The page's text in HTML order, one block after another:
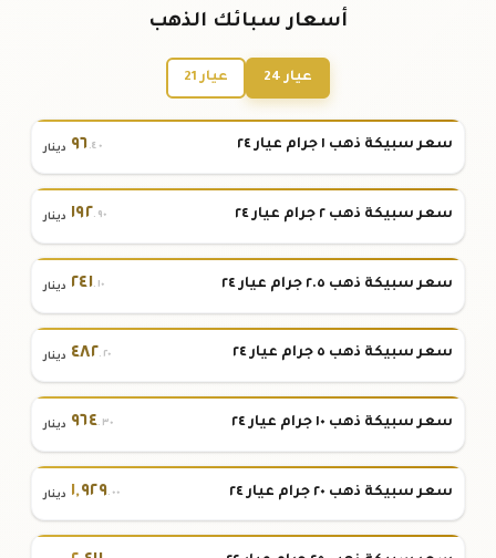
أسعار سبائك الذهب
عيار 24 عيار 21
سعر سبيكة ذهب ١ جرام عيار ٢٤ ٩٦.٤٠ دينار
سعر سبيكة ذهب ٢ جرام عيار ٢٤ ١٩٢.٩٠ دينار
سعر سبيكة ذهب ٢.٥ جرام عيار ٢٤ ٢٤١.١٠ دينار
سعر سبيكة ذهب ٥ جرام عيار ٢٤ ٤٨٢.٢٠ دينار
سعر سبيكة ذهب ١٠ جرام عيار ٢٤ ٩٦٤.٣٠ دينار
سعر سبيكة ذهب ٢٠ جرام عيار ٢٤ ١,٩٢٩.٠٠ دينار